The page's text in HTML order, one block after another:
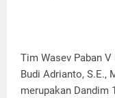
Tim Wasev Paban
Budi Adrianto, S.E.,
merupakan Dandim